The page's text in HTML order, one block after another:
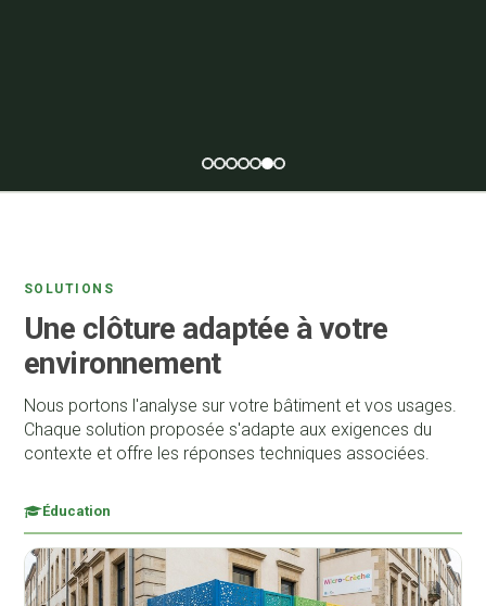
SOLUTIONS
Une clôture adaptée à votre
environnement
Nous portons l'analyse sur votre bâtiment et vos usages.
Chaque solution proposée s'adapte aux exigences du
contexte et offre les réponses techniques associées.
Éducation